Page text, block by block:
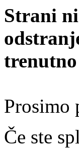
Strani
Prosimo
Če ste